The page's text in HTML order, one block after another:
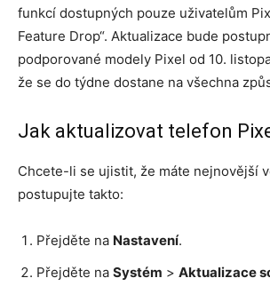
funkcí dostupných pouze uživatelům
Feature Drop“. Aktualizace bude
podporované modely Pixel od 10.
že se do týdne dostane na všechna
Jak aktualizovat telefon
Chcete-li se ujistit, že máte nejnovější
postupujte takto:
Přejděte na Nastavení.
Přejděte na Systém > Aktualizace